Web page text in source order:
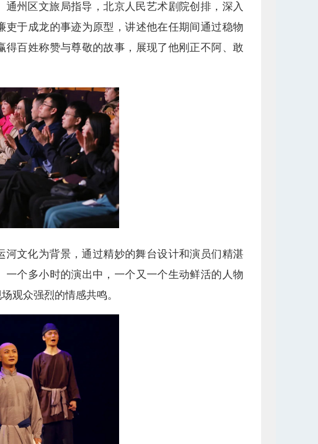
州区文旅局指导，北京人民艺术剧院创排，深入
于成龙的事迹为原型，讲述他在任期间通过稳物
百姓称赞与尊敬的故事，展现了他刚正不阿、敢
文化为背景，通过精妙的舞台设计和演员们精湛
个多小时的演出中，一个又一个生动鲜活的人物
观众强烈的情感共鸣。